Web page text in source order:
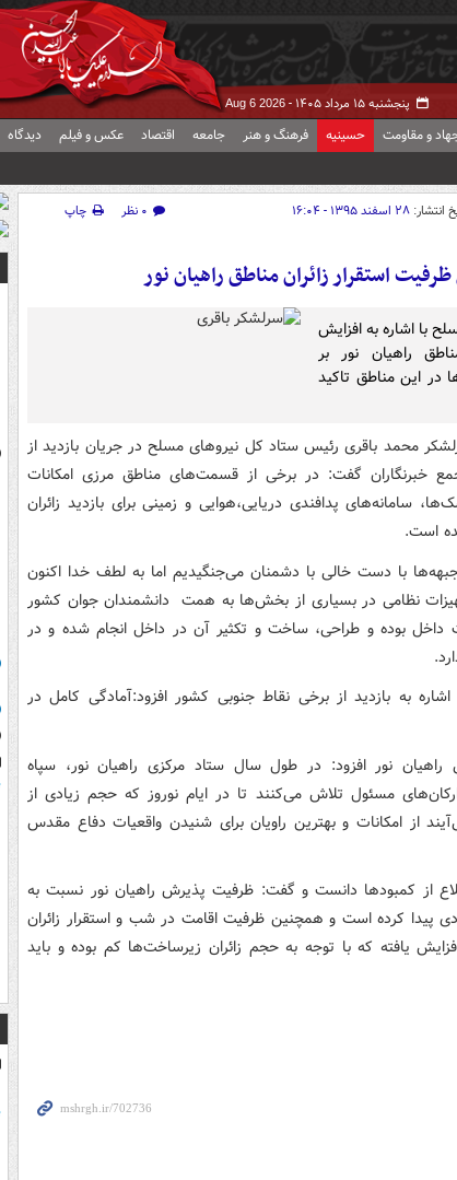
پنجشنبه ۱۵ مرداد ۱۴۰۵ - Aug 6 2026
و مقاومت حسینیه فرهنگ و هنر جامعه اقتصاد عکس و فیلم دیدگاه
انتشار: ۲۸ اسفند ۱۳۹۵ - ۱۶:۰۴ ۰ نظر
چاپ
استقرار زائران مناطق راهیان نور
با اشاره به افزایش
راهیان نور بر
این مناطق تاکید
محمد باقری رئیس ستاد کل نیروهای مسلح در جریان بازدید از
خبرنگاران گفت: در برخی از قسمت‌های مناطق مرزی امکانات
سامانه‌های پدافندی دریایی،‌هوایی و زمینی برای بازدید زائران
است.
با دست خالی با دشمنان می‌جنگیدیم اما به لطف خدا اکنون
نظامی در بسیاری از بخش‌ها به همت دانشمندان جوان کشور
بوده و طراحی، ساخت و تکثیر آن در داخل انجام شده و در
به بازدید از برخی نقاط جنوبی کشور افزود:آمادگی کامل در
راهیان نور افزود: در طول سال ستاد مرکزی راهیان نور، سپاه
مسئول تلاش می‌‌کنند تا در ایام نوروز که حجم زیادی از
از امکانات و بهترین راویان برای شنیدن واقعیات دفاع مقدس
از کمبودها دانست و گفت: ظرفیت پذیرش راهیان نور نسبت به
پیدا کرده است و همچنین ظرفیت اقامت در شب و استقرار زائران
هزار نفر افزایش یافته که با توجه به حجم زائران زیرساخت‌ها کم بوده و باید